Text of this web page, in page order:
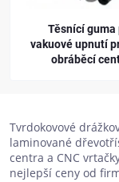
CNC obráběcí
Tvrdokovové
laminované
centra a CNC
nejlepší ceny od